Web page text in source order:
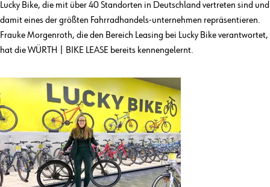
Lucky Bike, die mit über 40 Standorten in Deutschland vertreten sind und
damit eines der größten Fahrradhandels-unternehmen repräsentieren.
Frauke Morgenroth, die den Bereich Leasing bei Lucky Bike verantwortet,
hat die WÜRTH | BIKE LEASE bereits kennengelernt.